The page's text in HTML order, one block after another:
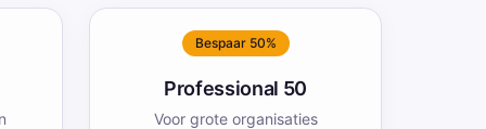
Bespaar 50%
Professional 50
Voor grote organisaties